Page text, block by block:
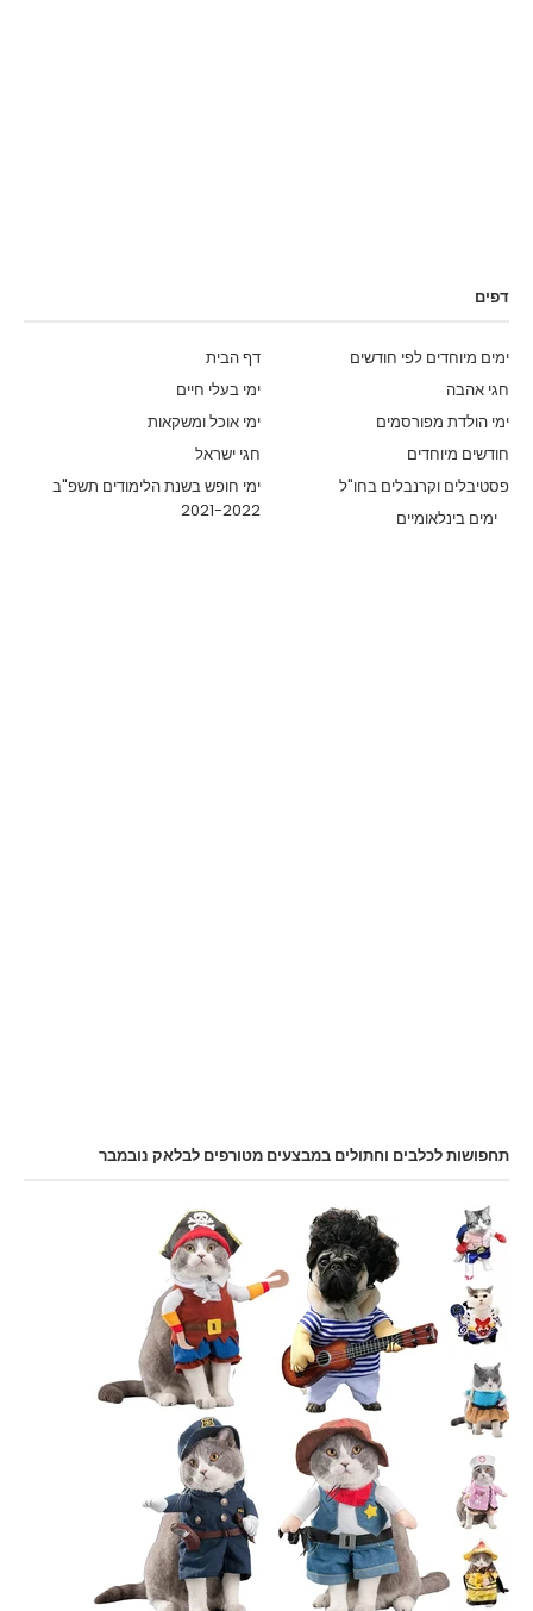
דפים
דף הבית
ימים מיוחדים לפי חודשים
ימי בעלי חיים
חגי אהבה
ימי אוכל ומשקאות
ימי הולדת מפורסמים
חגי ישראל
חודשים מיוחדים
ימי חופש בשנת הלימודים תשפ"ב
2021-2022
פסטיבלים וקרנבלים בחו"ל
ימים בינלאומיים
תחפושות לכלבים וחתולים במבצעים מטורפים לבלאק נובמבר